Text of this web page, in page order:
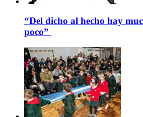
“Del dicho al hecho hay
poco”